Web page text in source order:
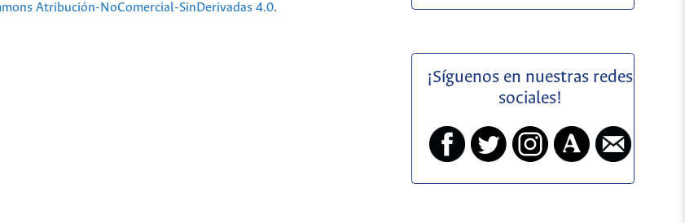
Atribución-NoComercial-SinDerivadas 4.0.
¡Síguenos en nuestras redes
sociales!